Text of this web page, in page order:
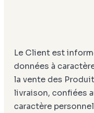
Le Client est
données à
la vente des
livraison, confiées
caractère